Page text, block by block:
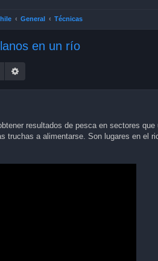
General Técnicas
en un río
Search
resultados de pesca en sectores
truchas a alimentarse. Son lugares en el